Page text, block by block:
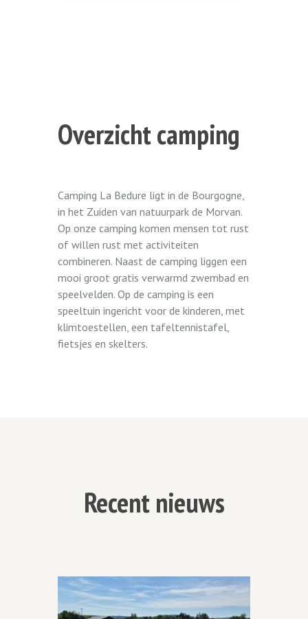
Overzicht camping
Camping La Bedure ligt in de Bourgogne,
in het Zuiden van natuurpark de Morvan.
Op onze camping komen mensen tot rust
of willen rust met activiteiten
combineren. Naast de camping liggen een
mooi groot gratis verwarmd zwembad en
speelvelden. Op de camping is een
speeltuin ingericht voor de kinderen, met
klimtoestellen, een tafeltennistafel,
fietsjes en skelters.
Recent nieuws